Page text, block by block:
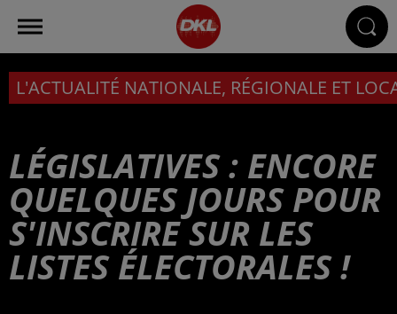
L'ACTUALITÉ NATIONALE, RÉGIONALE ET
LÉGISLATIVES : ENCORE
QUELQUES JOURS POUR
S'INSCRIRE SUR LES
LISTES ÉLECTORALES !